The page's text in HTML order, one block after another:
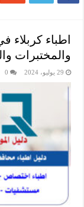
اطباء كربلاء
والمختبرات
29 يوليو، 2024 0